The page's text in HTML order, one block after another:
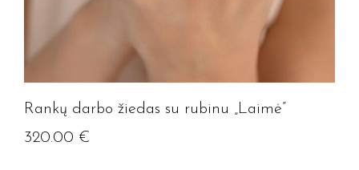
Rankų darbo žiedas su rubinu „Laimė”
320.00 €
Jūsų el. paštas